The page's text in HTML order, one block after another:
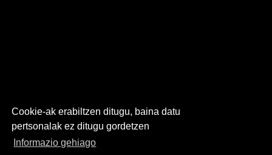
Cookie-ak erabiltzen ditugu, baina datu
pertsonalak ez ditugu gordetzen
Informazio gehiago